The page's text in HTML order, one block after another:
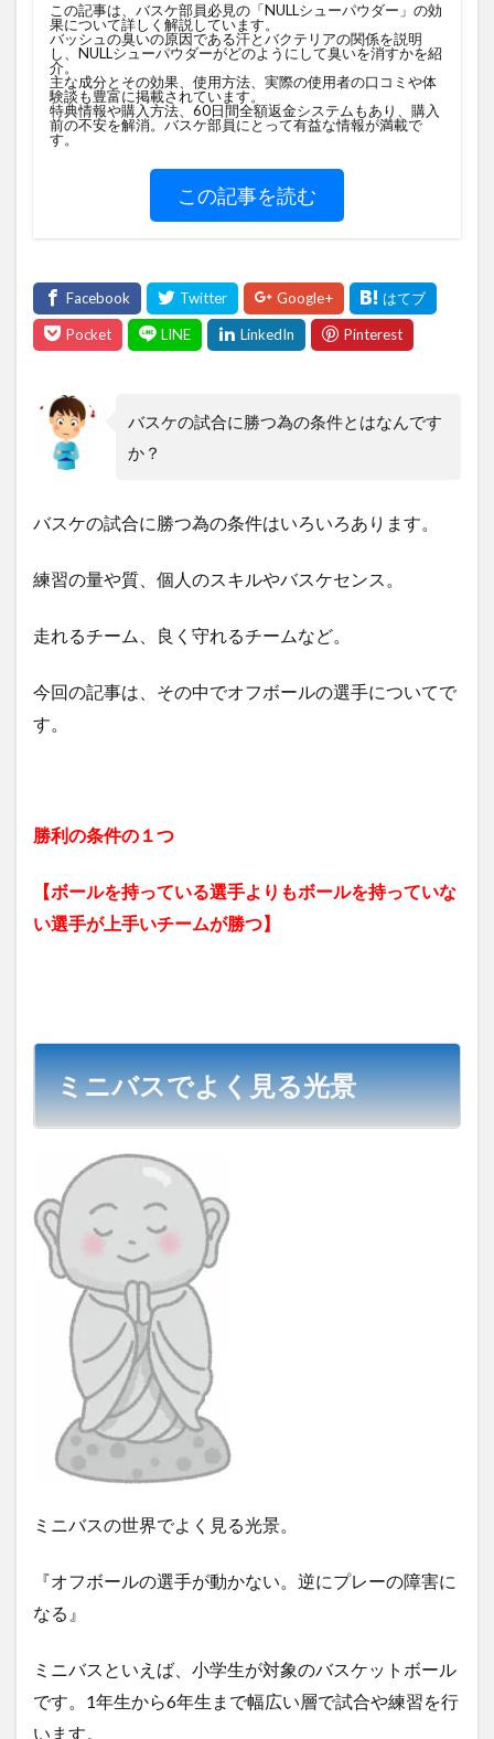
この記事は、バスケ部員必見の「NULLシューパウダー」の効
果について詳しく解説しています。
バッシュの臭いの原因である汗とバクテリアの関係を説明
し、NULLシューパウダーがどのようにして臭いを消すかを紹
介。
主な成分とその効果、使用方法、実際の使用者の口コミや体
験談も豊富に掲載されています。
特典情報や購入方法、60日間全額返金システムもあり、購入
前の不安を解消。バスケ部員にとって有益な情報が満載で
す。
この記事を読む
バスケの試合に勝つ為の条件とはなんです
か？
バスケの試合に勝つ為の条件はいろいろあります。
練習の量や質、個人のスキルやバスケセンス。
走れるチーム、良く守れるチームなど。
今回の記事は、その中でオフボールの選手についてで
す。
勝利の条件の１つ
【ボールを持っている選手よりもボールを持っていな
い選手が上手いチームが勝つ】
ミニバスでよく見る光景
ミニバスの世界でよく見る光景。
『オフボールの選手が動かない。逆にプレーの障害に
なる』
ミニバスといえば、小学生が対象のバスケットボール
です。1年生から6年生まで幅広い層で試合や練習を行
います。